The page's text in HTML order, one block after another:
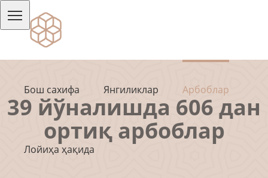
Бош сахифа Янгиликлар Арбоблар
Лойиҳа ҳақида
39 йўналишда 606 дан
ортиқ арбоблар